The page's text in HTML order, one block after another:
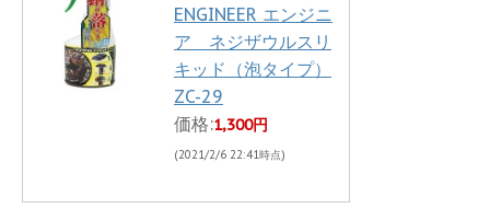
ENGINEER エンジニ
ア ネジザウルスリ
キッド（泡タイプ）
ZC-29
価格:1,300円
(2021/2/6 22:41時点)